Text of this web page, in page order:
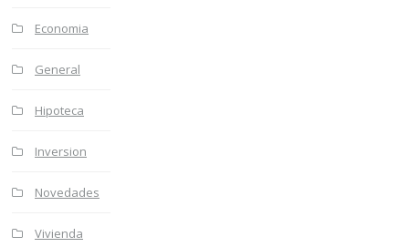
Economia
General
Hipoteca
Inversion
Novedades
Vivienda